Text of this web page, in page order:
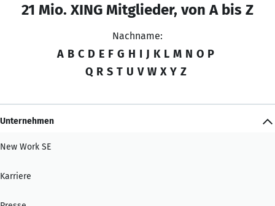
21 Mio. XING Mitglieder, von A bis Z
Nachname:
A B C D E F G H I J K L M N O P
Q R S T U V W X Y Z
Unternehmen
New Work SE
Karriere